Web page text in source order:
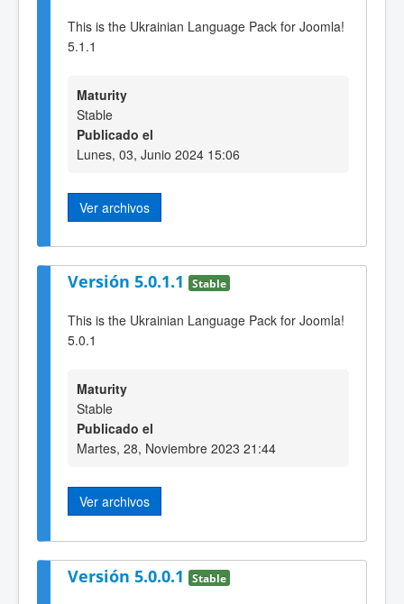
This is the Ukrainian Language Pack for Joomla!
5.1.1
Maturity
Stable
Publicado el
Lunes, 03, Junio 2024 15:06
Ver archivos
Versión 5.0.1.1 Stable
This is the Ukrainian Language Pack for Joomla!
5.0.1
Maturity
Stable
Publicado el
Martes, 28, Noviembre 2023 21:44
Ver archivos
Versión 5.0.0.1 Stable